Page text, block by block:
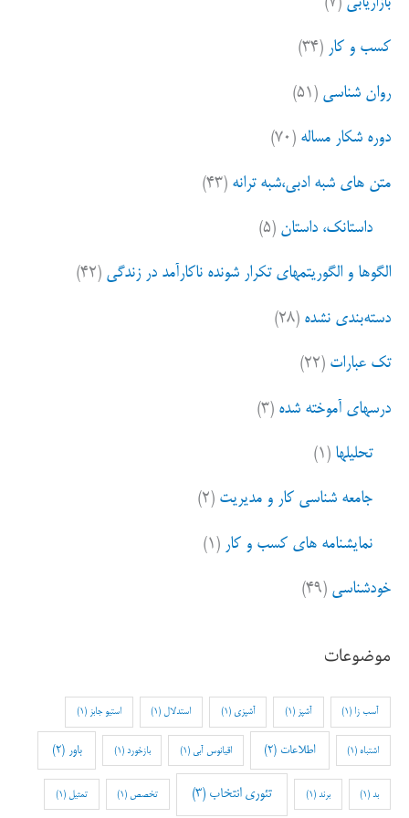
:
کسب و کار (۳۴)
روان شناسی (۵۱)
دوره شکار مساله (۷۰)
متن های شبه ادبی،شبه ترانه (۴۳)
داستانک، داستان (۵)
الگوها و الگوریتمهای تکرار شونده ناکارآمد در زندگی (۴۲)
دسته‌بندی نشده (۲۸)
تک عبارات (۲۲)
درسهای آموخته شده (۳)
تحلیلها (۱)
جامعه شناسی کار و مدیریت (۲)
نمایشنامه های کسب و کار (۱)
خودشناسی (۴۹)
موضوعات
آسب زا (1) آشپز (1) آشپزی (1) استدلال (1) استیو جابز (1)
اشتباه (1) اطلاعات (2) اقیانوس آبی (1) بازخورد (1) باور (2)
بد(1) برند (1) تئوری انتخاب (3) تخصص (1) تمثیل (1)